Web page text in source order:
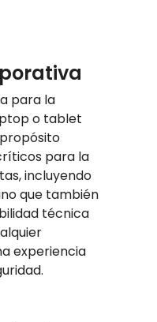
para la
o tablet
para la
incluyendo
que también
técnica
experiencia